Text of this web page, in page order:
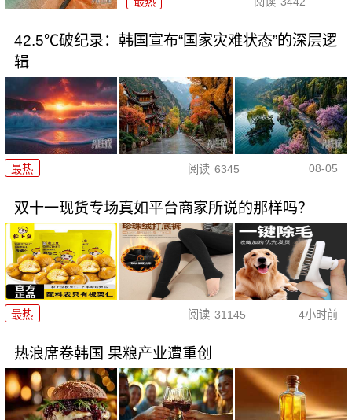
42.5℃破纪录：韩国宣布“国家灾难状态”的深层逻
辑
最热 阅读 6345 08-05
双十一现货专场真如平台商家所说的那样吗？
最热 阅读 31145 4小时前
热浪席卷韩国 果粮产业遭重创